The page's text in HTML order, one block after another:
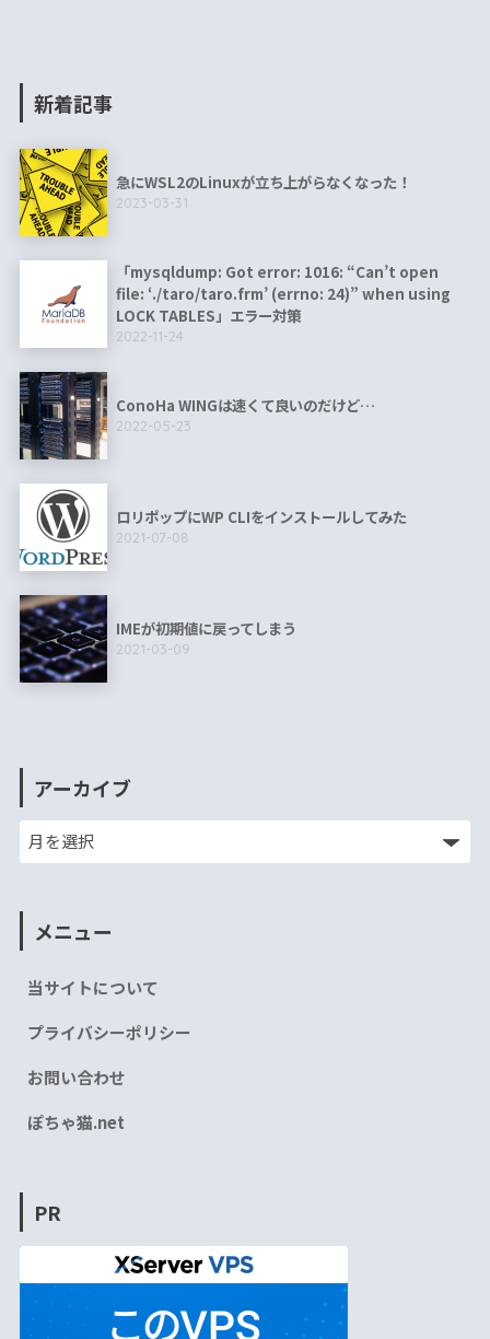
新着記事
急にWSL2のLinuxが立ち上がらなくなった！
2023-03-31
「mysqldump: Got error: 1016: “Can’t open
file: ‘./taro/taro.frm’ (errno: 24)” when using
LOCK TABLES」エラー対策
2022-11-24
ConoHa WINGは速くて良いのだけど…
2022-05-23
ロリポップにWP CLIをインストールしてみた
2021-07-08
IMEが初期値に戻ってしまう
2021-03-09
アーカイブ
メニュー
当サイトについて
プライバシーポリシー
お問い合わせ
ぽちゃ猫.net
PR